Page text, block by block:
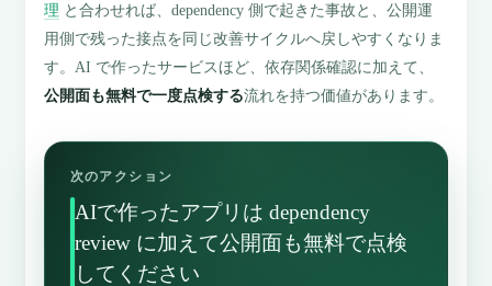
理 と合わせれば、dependency 側で起きた事故と、公開運
用側で残った接点を同じ改善サイクルへ戻しやすくなりま
す。AI で作ったサービスほど、依存関係確認に加えて、
公開面も無料で一度点検する流れを持つ価値があります。
次のアクション
AIで作ったアプリは dependency
review に加えて公開面も無料で点検
してください